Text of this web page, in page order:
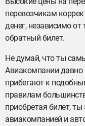
перевозчикам
денег, независимо от
обратный билет.
Не думай, что ты
Авиакомпании давно
прибегают к
правилам
приобретая билет,
авиакомпанией и